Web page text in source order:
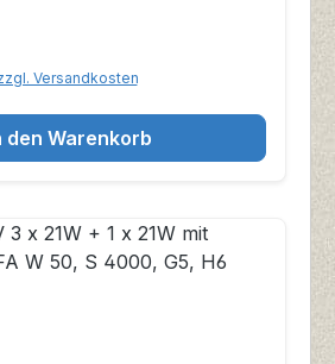
Versandkosten
den Warenkorb